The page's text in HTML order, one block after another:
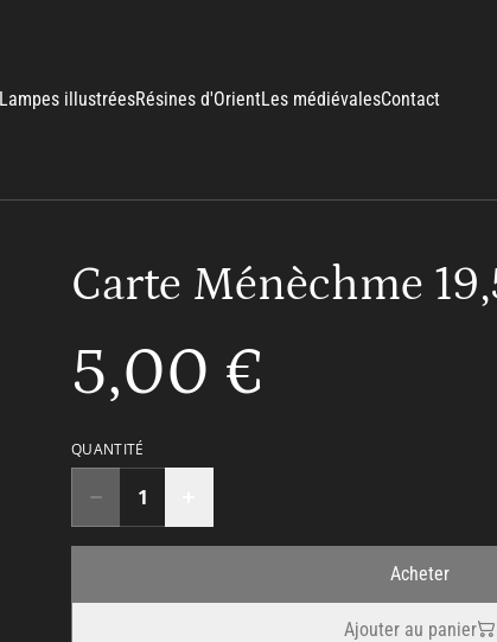
Lampes illustréesRésines d'OrientLes médiévalesContact
Carte Ménèchme
5,00 €
QUANTITÉ
Acheter
Ajouter au panier